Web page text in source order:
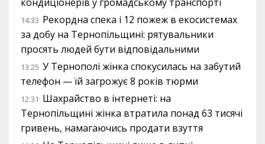
14:33 Рекордна спека і 12 пожеж в екосистемах
за добу на Тернопільщині: рятувальники
просять людей бути відповідальними
13:25 У Тернополі жінка спокусилась на забутий
телефон — їй загрожує 8 років тюрми
12:31 Шахрайство в інтернеті: на
Тернопільщині жінка втратила понад 63 тисячі
гривень, намагаючись продати взуття